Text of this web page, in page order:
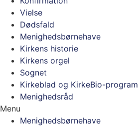
Vielse
Dødsfald
Menighedsbørnehave
Kirkens historie
Kirkens orgel
Sognet
Kirkeblad og KirkeBio-program
Menighedsråd
Menu
Menighedsbørnehave